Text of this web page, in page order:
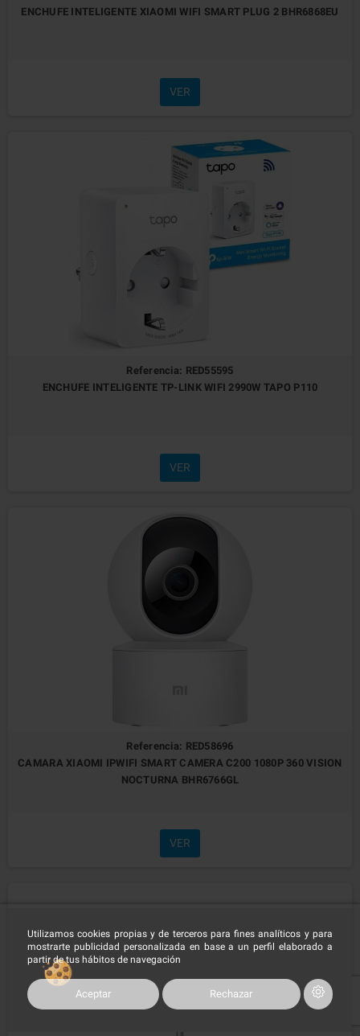
Utilizamos cookies propias y de terceros para fines analíticos y para
mostrarte publicidad personalizada en base a un perfil elaborado a
partir de tus hábitos de navegación
Aceptar Rechazar
ENCHUFE INTELIGENTE XIAOMI WIFI SMART PLUG 2 BHR6868EU
VER
Referencia: RED55595
ENCHUFE INTELIGENTE TP-LINK WIFI 2990W TAPO P110
VER
Referencia: RED58696
CAMARA XIAOMI IPWIFI SMART CAMERA C200 1080P 360 VISION
NOCTURNA BHR6766GL
VER